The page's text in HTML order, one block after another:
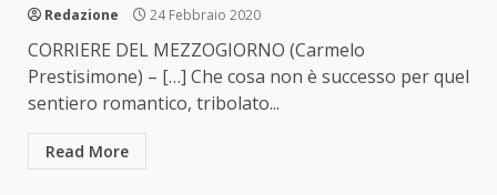
Redazione 24 Febbraio 2020
CORRIERE DEL MEZZOGIORNO (Carmelo
Prestisimone) – […] Che cosa non è successo per quel
sentiero romantico, tribolato...
Read More